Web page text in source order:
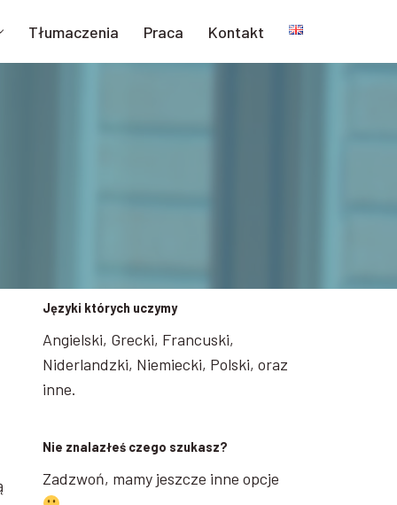
Tłumaczenia Praca Kontakt
Języki których uczymy
Angielski, Grecki, Francuski,
Niderlandzki, Niemiecki, Polski, oraz
inne.
Nie znalazłeś czego szukasz?
Zadzwoń, mamy jeszcze inne opcje